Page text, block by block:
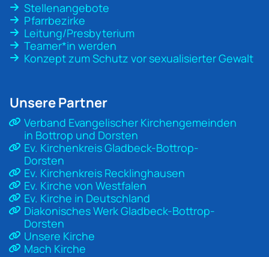
Stellenangebote
Pfarrbezirke
Leitung/Presbyterium
Teamer*in werden
Konzept zum Schutz vor sexualisierter Gewalt
Unsere Partner
Verband Evangelischer Kirchengemeinden
in Bottrop und Dorsten
Ev. Kirchenkreis Gladbeck-Bottrop-
Dorsten
Ev. Kirchenkreis Recklinghausen
Ev. Kirche von Westfalen
Ev. Kirche in Deutschland
Diakonisches Werk Gladbeck-Bottrop-
Dorsten
Unsere Kirche
Mach Kirche